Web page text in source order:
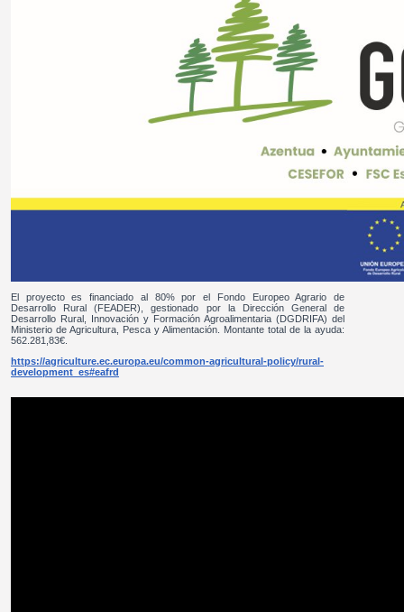
El proyecto es financiado al 80% por el Fondo Europeo Agrario de
Desarrollo Rural (FEADER), gestionado por la Dirección General de
Desarrollo Rural, Innovación y Formación Agroalimentaria (DGDRIFA) del
Ministerio de Agricultura, Pesca y Alimentación. Montante total de la ayuda:
562.281,83€.
https://agriculture.ec.europa.eu/common-agricultural-policy/rural-
development_es#eafrd